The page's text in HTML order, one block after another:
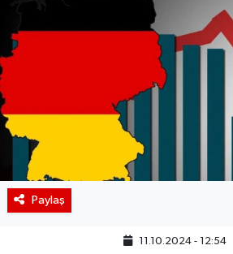
Paylaş
11.10.2024 - 12:54
Ekonomik Takvim
Kiripto Para Piyasası
Gizlilik Sözleşmesi
İletişim